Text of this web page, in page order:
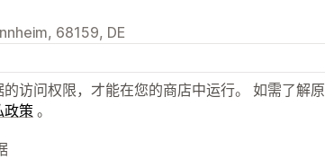
68159, DE
访问权限，才能在您的商店中运行。 如需了解原
政策 。